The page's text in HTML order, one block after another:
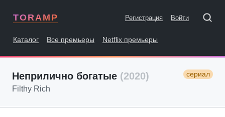
TORAMP Регистрация Войти
Каталог Все премьеры Netflix премьеры
Неприлично богатые (2020) сериал
Filthy Rich